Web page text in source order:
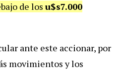
de los u$s7.000
ante este accionar, por
movimientos y los